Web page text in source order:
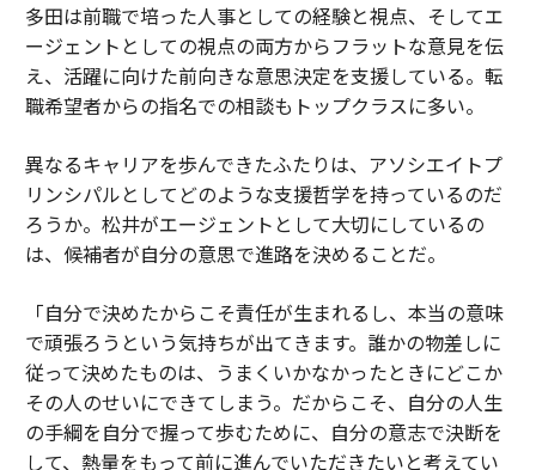
多田は前職で培った人事としての経験と視点、そしてエ
ージェントとしての視点の両方からフラットな意見を伝
え、活躍に向けた前向きな意思決定を支援している。転
職希望者からの指名での相談もトップクラスに多い。
異なるキャリアを歩んできたふたりは、アソシエイトプ
リンシパルとしてどのような支援哲学を持っているのだ
ろうか。松井がエージェントとして大切にしているの
は、候補者が自分の意思で進路を決めることだ。
「自分で決めたからこそ責任が生まれるし、本当の意味
で頑張ろうという気持ちが出てきます。誰かの物差しに
従って決めたものは、うまくいかなかったときにどこか
その人のせいにできてしまう。だからこそ、自分の人生
の手綱を自分で握って歩むために、自分の意志で決断を
して、熱量をもって前に進んでいただきたいと考えてい